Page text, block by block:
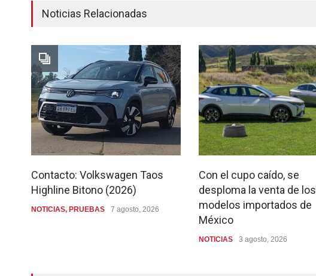
Noticias Relacionadas
Contacto: Volkswagen Taos
Highline Bitono (2026)
NOTICIAS, PRUEBAS 7 agosto, 2026
Con el cupo caído, se
desploma la venta de los
modelos importados de
México
NOTICIAS 3 agosto, 2026